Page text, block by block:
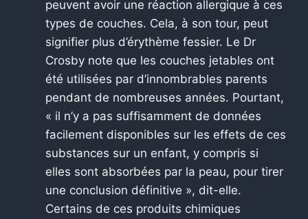
peuvent avoir une réaction allergique à ces
types de couches. Cela, à son tour, peut
signifier plus d’érythème fessier. Le Dr
Crosby note que les couches jetables ont
été utilisées par d’innombrables parents
pendant de nombreuses années. Pourtant,
« il n’y a pas suffisamment de données
facilement disponibles sur les effets de ces
substances sur un enfant, y compris si
elles sont absorbées par la peau, pour tirer
une conclusion définitive », dit-elle.
Certains de ces produits chimiques